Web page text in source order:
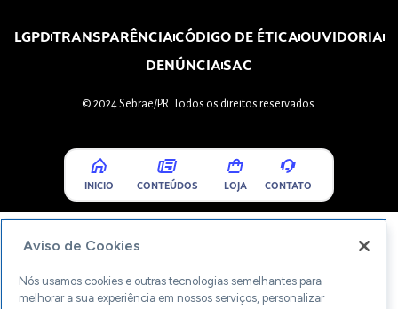
LGPDTRANSPARÊNCIACÓDIGO DE ÉTICAOUVIDORIA
DENÚNCIASAC
© 2024 Sebrae/PR. Todos os direitos reservados.
INICIO CONTEÚDOS LOJA CONTATO
Aviso de Cookies
Nós usamos cookies e outras tecnologias semelhantes para
melhorar a sua experiência em nossos serviços, personalizar